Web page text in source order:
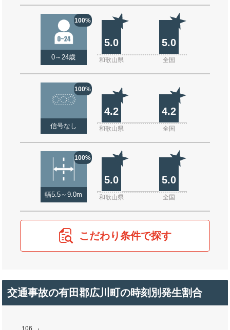
100%
0～24歳
5.0 5.0
和歌山県 全国
100%
信号なし
4.2 4.2
和歌山県 全国
100%
幅5.5～9.0m
5.0 5.0
和歌山県 全国
こだわり条件で探す
交通事故の有田郡広川町の時刻別発生割合